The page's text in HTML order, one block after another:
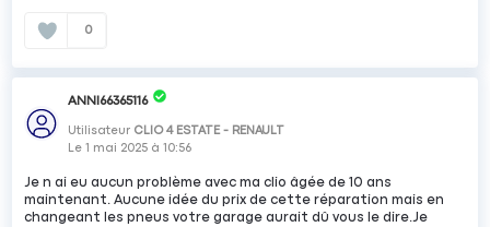
0
ANNI66365116
Utilisateur CLIO 4 ESTATE - RENAULT
Le1 mai 2025 à10:56
Je n ai eu aucun problème avec ma clio âgée de 10 ans
maintenant. Aucune idée du prix de cette réparation mais en
changeant les pneus votre garage aurait dû vous le dire.Je